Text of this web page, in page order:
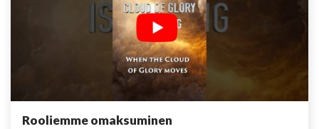
Rooliemme omaksuminen